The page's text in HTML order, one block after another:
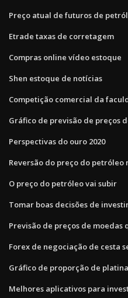
Preço atual de futuros de
Etrade taxas de corretagem
Compras online vídeo estoque
Shen estoque de notícias
Competição comercial da
Gráfico de previsão de preços
Perspectivas do ouro 2020
Reversão do preço do petróleo
O preço do petróleo vai subir
Tomar boas decisões de
Previsão de preços de moedas
Forex de negociação de cesta
Gráfico de proporção de
Melhores aplicativos para